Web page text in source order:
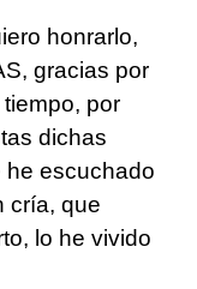
honrarlo,
gracias por
por
dichas
he escuchado
cría, que
lo he vivido